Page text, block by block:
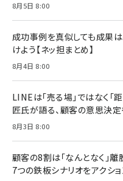
8月5日 8:00
成功事例を真似しても成果は
けよう【ネッ担まとめ】
8月4日 8:00
LINEは「売る場」ではなく「
匠氏が語る、顧客の意思決
8月3日 8:00
顧客の8割は「なんとなく」
7つの鉄板シナリオをアクシ